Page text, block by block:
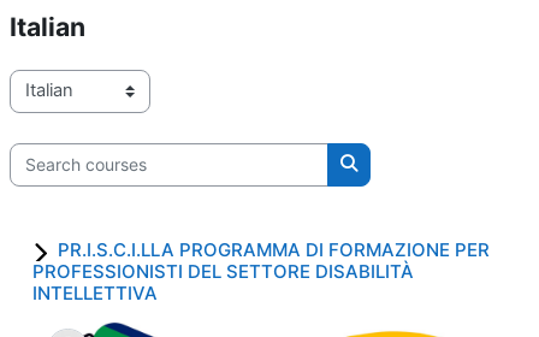
Italian
Course categories
Search courses
Search courses
PR.I.S.C.I.LLA PROGRAMMA DI FORMAZIONE PER
PROFESSIONISTI DEL SETTORE DISABILITÀ
INTELLETTIVA